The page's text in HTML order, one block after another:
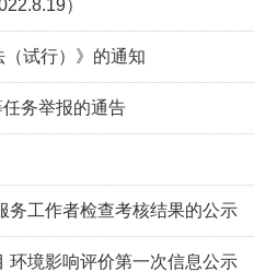
）
试行）》的通知
任务举报的通告
务工作者检查考核结果的公示
环境影响评价第一次信息公示